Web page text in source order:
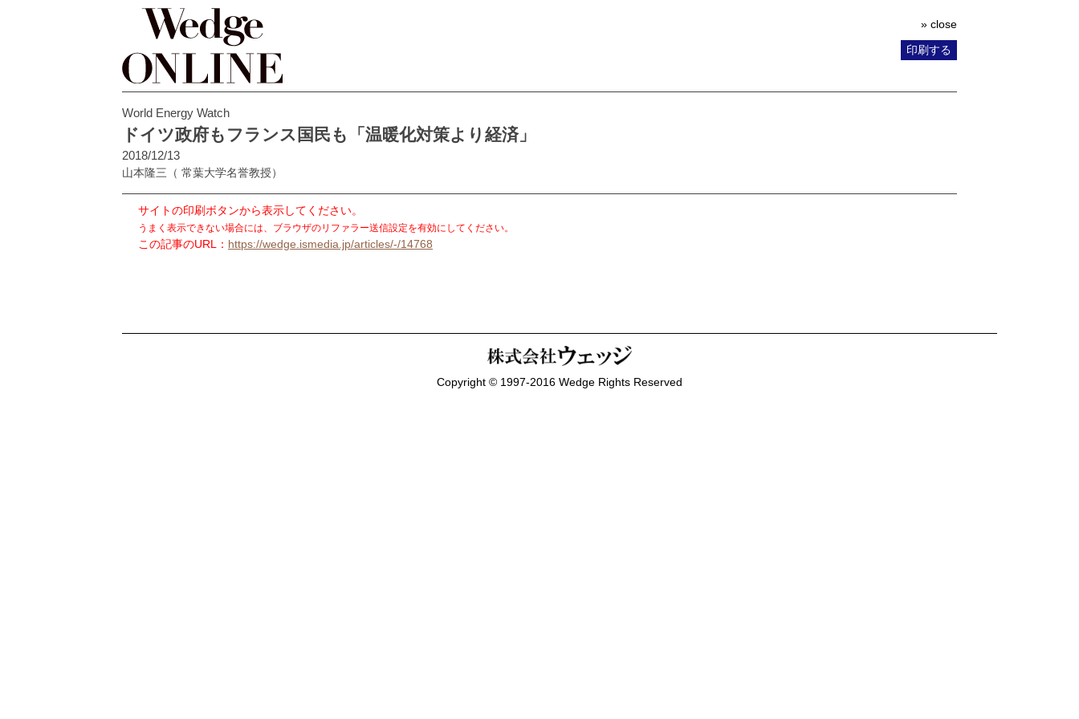
» close
印刷する
World Energy Watch
ドイツ政府もフランス国民も「温暖化対策より経済」
2018/12/13
山本隆三 （ 常葉大学名誉教授）
サイトの印刷ボタンから表示してください。
うまく表示できない場合には、ブラウザのリファラー送信設定を有効にしてください。
この記事のURL： https://wedge.ismedia.jp/articles/-/14768
Copyright © 1997-2016 Wedge Rights Reserved